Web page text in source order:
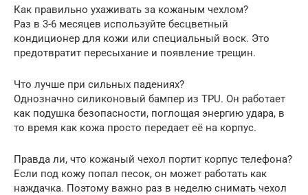
Как правильно ухаживать за кожаным чехлом?
Раз в 3-6 месяцев используйте бесцветный
кондиционер для кожи или специальный воск. Это
предотвратит пересыхание и появление трещин.
Что лучше при сильных падениях?
Однозначно силиконовый бампер из TPU. Он работает
как подушка безопасности, поглощая энергию удара, в
то время как кожа просто передает её на корпус.
Правда ли, что кожаный чехол портит корпус телефона?
Если под кожу попал песок, он может работать как
наждачка. Поэтому важно раз в неделю снимать чехол